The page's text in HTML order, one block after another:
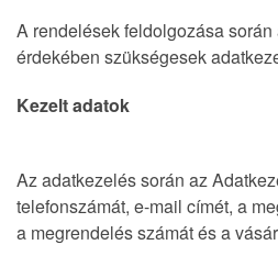
A rendelések feldolgozása
érdekében szükségesek
Kezelt adatok
Az adatkezelés során az
telefonszámát, e-mail címét, a
a megrendelés számát és a